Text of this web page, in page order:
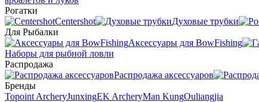
Рогатки
Centershot
Духовые трубки
Для Рыбалки
Аксессуары для BowFishing
Наборы для рыбной ловли
Распродажа
Распродажа аксессуаров
Бренды
Topoint ArcheryJunxingEK ArcheryMan KungOuliangjia